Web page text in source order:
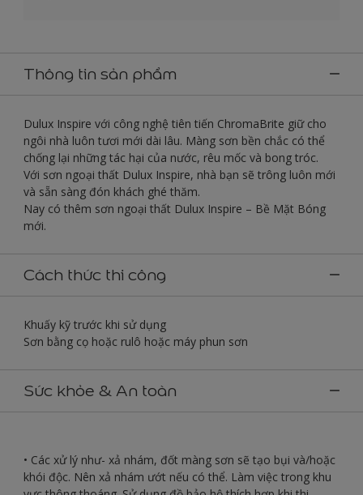
Thông tin sản phẩm
Dulux Inspire với công nghệ tiên tiến ChromaBrite giữ cho
ngôi nhà luôn tươi mới dài lâu. Màng sơn bền chắc có thể
chống lại những tác hại của nước, rêu mốc và bong tróc.
Với sơn ngoại thất Dulux Inspire, nhà bạn sẽ trông luôn mới
và sẵn sàng đón khách ghé thăm.
Nay có thêm sơn ngoại thất Dulux Inspire – Bề Mặt Bóng
mới.
Cách thức thi công
Khuấy kỹ trước khi sử dụng
Sơn bằng cọ hoặc rulô hoặc máy phun sơn
Sức khỏe & An toàn
• Các xử lý như- xả nhám, đốt màng sơn sẽ tạo bụi và/hoặc
khói độc. Nên xả nhám ướt nếu có thể. Làm việc trong khu